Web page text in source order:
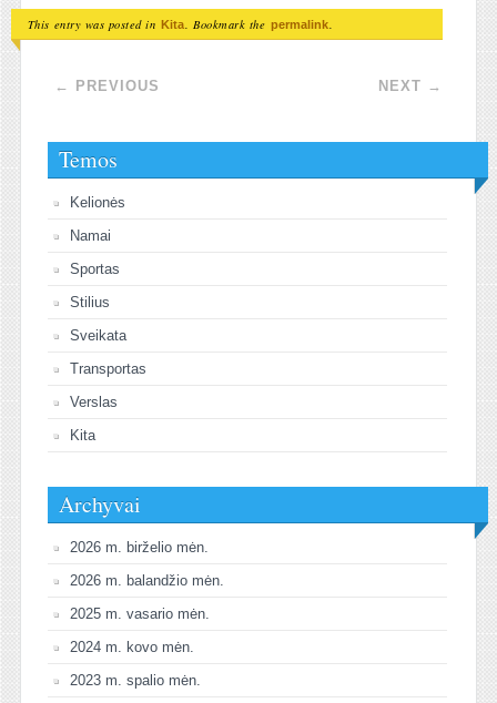
This entry was posted in Kita. Bookmark the permalink.
Post navigation
← PREVIOUS NEXT →
Temos
Kelionės
Namai
Sportas
Stilius
Sveikata
Transportas
Verslas
Kita
Archyvai
2026 m. birželio mėn.
2026 m. balandžio mėn.
2025 m. vasario mėn.
2024 m. kovo mėn.
2023 m. spalio mėn.